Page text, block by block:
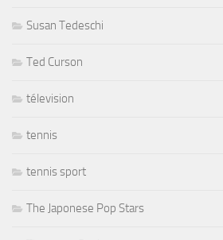
Susan Tedeschi
Ted Curson
télevision
tennis
tennis sport
The Japonese Pop Stars